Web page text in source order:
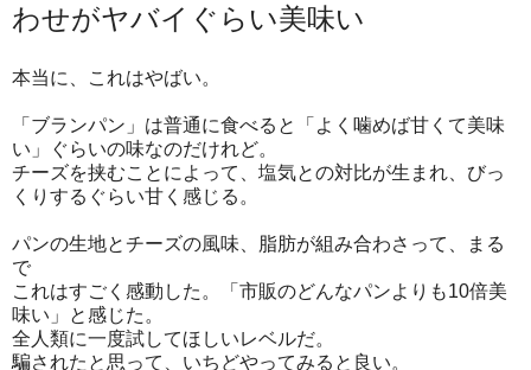
わせがヤバイぐらい美味い
本当に、これはやばい。
「ブランパン」は普通に食べると「よく噛めば甘くて美味
い」ぐらいの味なのだけれど。
チーズを挟むことによって、塩気との対比が生まれ、びっ
くりするぐらい甘く感じる。
パンの生地とチーズの風味、脂肪が組み合わさって、まる
で
これはすごく感動した。「市販のどんなパンよりも10倍美
味い」と感じた。
全人類に一度試してほしいレベルだ。
騙されたと思って、いちどやってみると良い。